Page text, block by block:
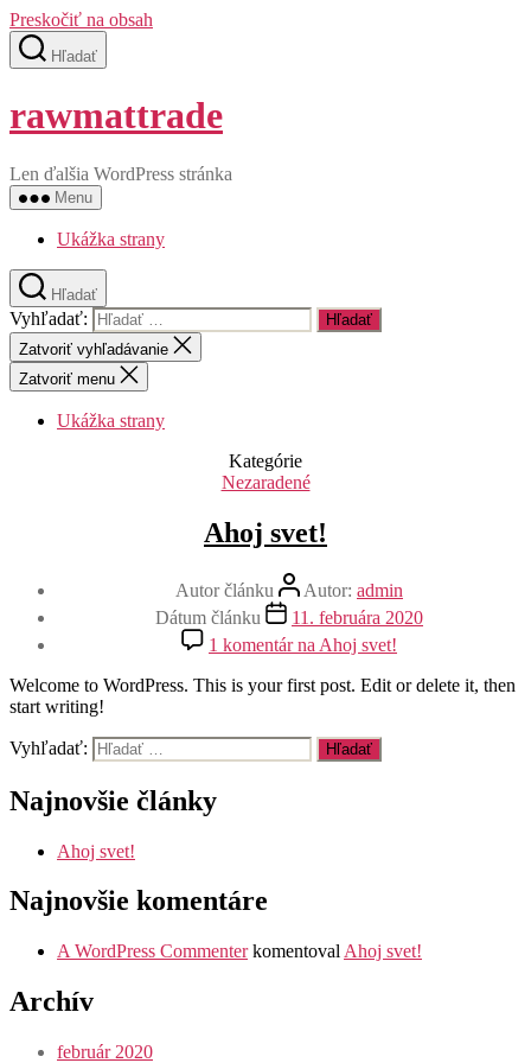
Preskočiť na obsah
Hľadať
rawmattrade
Len ďalšia WordPress stránka
Menu
Ukážka strany
Hľadať
Vyhľadať:
Zatvoriť vyhľadávanie
Zatvoriť menu
Ukážka strany
Kategórie
Nezaradené
Ahoj svet!
Autor článku Autor: admin
Dátum článku
11. februára 2020
1 komentárna Ahoj svet!
Welcome to WordPress. This is your first post. Edit or delete it, then
start writing!
Vyhľadať:
Najnovšie články
Ahoj svet!
Najnovšie komentáre
A WordPress Commenterkomentoval Ahoj svet!
Archív
február 2020